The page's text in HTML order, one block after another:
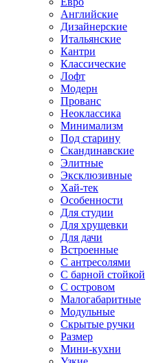
Английские
Дизайнерские
Итальянские
Кантри
Классические
Лофт
Модерн
Прованс
Неоклассика
Минимализм
Под старину
Скандинавские
Элитные
Эксклюзивные
Хай-тек
Особенности
Для студии
Для хрущевки
Для дачи
Встроенные
С антресолями
С барной стойкой
С островом
Малогабаритные
Модульные
Скрытые ручки
Размер
Мини-кухни